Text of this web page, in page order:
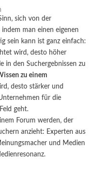
sich von der
man einen eigenen
sein kann ist ganz einfach:
wird, desto höher
in den Suchergebnissen zu
zu einem
desto stärker und
für die
geht.
Forum werden, der
anzieht: Experten aus
und Medien